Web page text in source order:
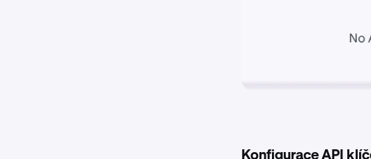
Konfigurace API